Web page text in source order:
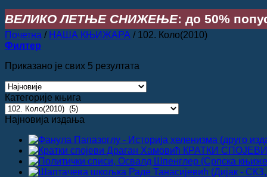
ВЕЛИКО ЛЕТЊЕ СНИЖЕЊЕ: до 50%
Почетна / НАША КЊИЖАРА /102. Коло(2010)
Филтер
Приказано је свих 5 резултата
најновијем
Категорије књига
Најновија издања
КРАТКИ